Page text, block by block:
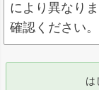
により異なり
確認ください。
は